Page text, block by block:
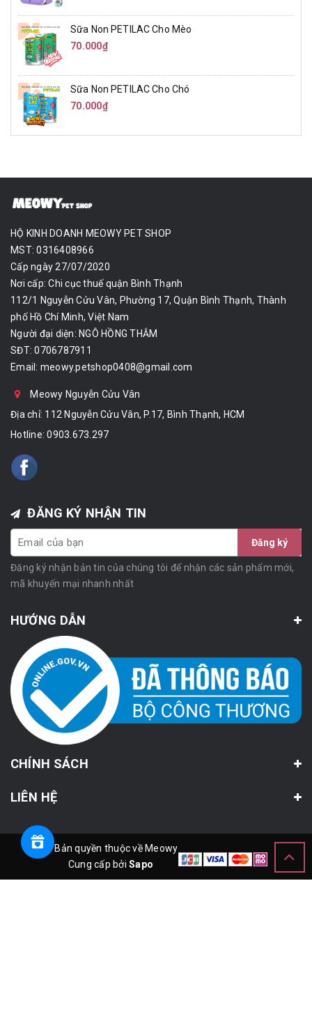
Sữa Non PETILAC Cho Mèo
70.000₫
Sữa Non PETILAC Cho Chó
70.000₫
HỘ KINH DOANH MEOWY PET SHOP
MST: 0316408966
Cấp ngày 27/07/2020
Nơi cấp: Chi cục thuế quận Bình Thạnh
112/1 Nguyễn Cửu Vân, Phường 17, Quận Bình Thạnh, Thành
phố Hồ Chí Minh, Việt Nam
Người đại diện: NGÔ HỒNG THẮM
SĐT: 0706787911
Email: meowy.petshop0408@gmail.com
Meowy Nguyễn Cửu Vân
Địa chỉ: 112 Nguyễn Cửu Vân, P.17, Bình Thạnh, HCM
Hotline:0903.673.297
ĐĂNG KÝ NHẬN TIN
Đăng ký
Đăng ký nhận bản tin của chúng tôi để nhận các sản phẩm mới,
mã khuyến mại nhanh nhất
HƯỚNG DẪN
CHÍNH SÁCH
LIÊN HỆ
© Bản quyền thuộc về Meowy
Cung cấp bởiSapo